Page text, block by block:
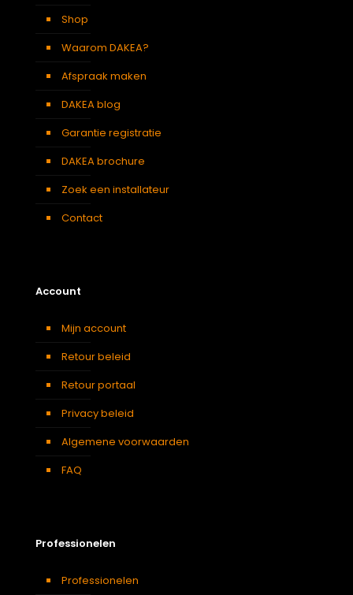
Shop
Waarom DAKEA?
Afspraak maken
DAKEA blog
Garantie registratie
DAKEA brochure
Zoek een installateur
Contact
Account
Mijn account
Retour beleid
Retour portaal
Privacy beleid
Algemene voorwaarden
FAQ
Professionelen
Professionelen